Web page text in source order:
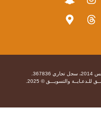
والتسويـــق © 2025.